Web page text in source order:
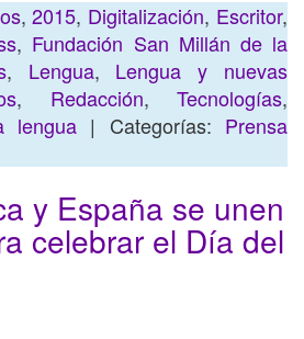
,2015, Digitalización, Escritor,
, Fundación San Millán de la
, Lengua, Lengua y nuevas
, Redacción,Tecnologías,
lengua | Categorías: Prensa
y España se unen
celebrar el Día del